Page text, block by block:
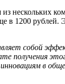
нескольких
в 1200
собой
получения
в